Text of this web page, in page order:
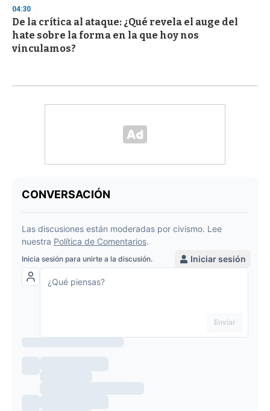
04:30
De la crítica al ataque: ¿Qué revela el auge del
hate sobre la forma en la que hoy nos
vinculamos?